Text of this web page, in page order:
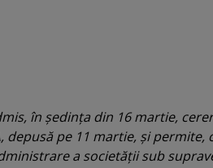
în şedinţa din 16 martie,
, depusă pe 11 martie, şi
a societăţii sub